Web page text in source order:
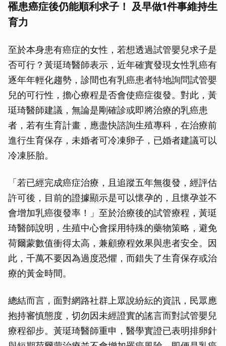
罹患癌症後仍能順利求子！ 及早做1件事維持生
育力
至於本身患有癌症的女性，若想透過試管嬰兒求子是
否可行？黃珽琦醫師表示，近年確實發現女性乳癌有
逐年年輕化趨勢，診間也有乳癌患者特地詢問試管嬰
兒的可行性，擔心療程是否會使癌症復發。對此，黃
珽琦醫師建議，無論是剛確診或即將治療的乳癌患
者，若有生育計畫，應盡快諮詢生殖專科，在治療前
進行生育保存，未婚者可冷凍卵子，已婚者建議可以
冷凍胚胎。
「若已經完成癌症治療，且追蹤五年無復發，經評估
許可後，目前的證據顯示是可以懷孕的，且懷孕並不
會增加乳癌復發率！」至於治療後的試管療程，黃珽
琦醫師說明，生殖中心會採用特殊的藥物策略，避免
荷爾蒙數值衝得太高，兼顧療程效果與患者安全。因
此，千萬不要因為過度恐懼，而錯失了生育保存或治
療的黃金時間。
總結而言，面對網路社群上眾說紛紜的資訊，民眾應
抱持審慎態度，切勿因未經證實的謠言而對試管嬰兒
療程卻步。黃珽琦醫師重申，醫學實證已表明排卵針